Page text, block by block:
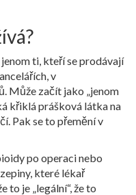
ti, kteří se prodávají
v
Může začít jako „jenom
křiklá prášková látka na
Pak se to přemění v
po operaci nebo
které lékař
to je „legální“, že to